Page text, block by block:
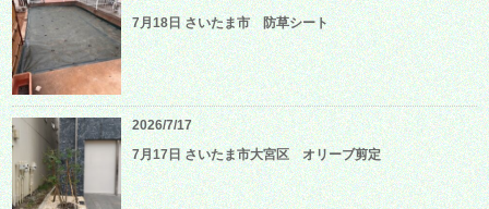
7月18日 さいたま市 防草シート
2026/7/17
7月17日 さいたま市大宮区 オリーブ剪定